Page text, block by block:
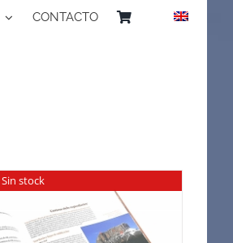
CONTACTO
Sin stock